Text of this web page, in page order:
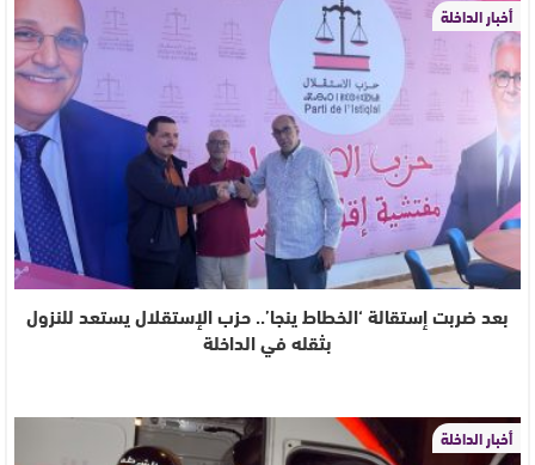
أخبار الداخلة
بعد ضربت إستقالة ‘الخطاط ينجا’.. حزب الإستقلال يستعد للنزول
بثقله في الداخلة
أخبار الداخلة